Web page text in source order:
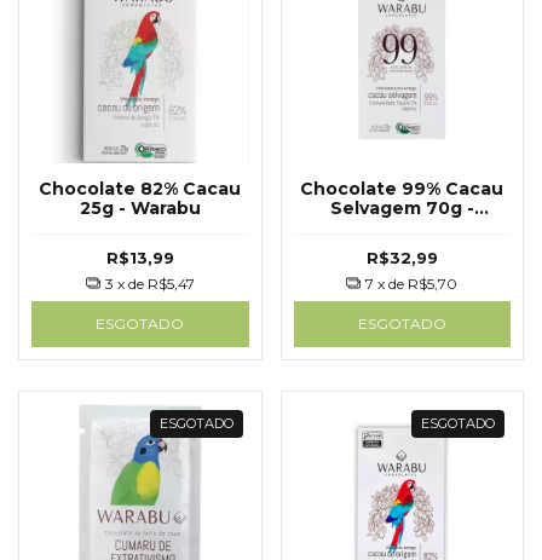
Chocolate 82% Cacau
25g - Warabu
R$13,99
3 x de R$5,47
ESGOTADO
Chocolate 99% Cacau
Selvagem 70g -
R$32,99
7 x de R$5,70
ESGOTADO
ESGOTADO ESGOTADO